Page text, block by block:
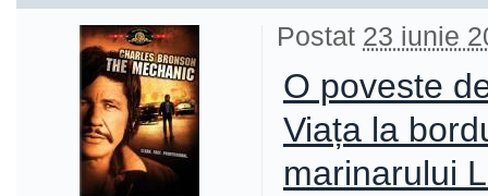
Postat 23 iunie
O poveste
Viața la
marinarului